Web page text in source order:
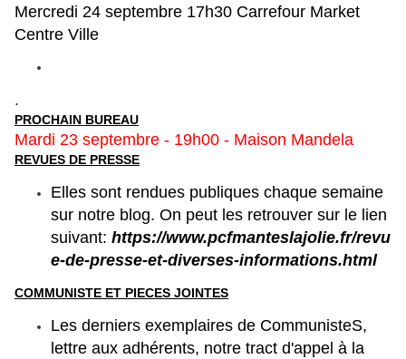
Mercredi 24 septembre 17h30 Carrefour Market
Centre Ville
.
PROCHAIN BUREAU
Mardi 23 septembre - 19h00 - Maison Mandela
REVUES DE PRESSE
Elles sont rendues publiques chaque semaine
sur notre blog. On peut les retrouver sur le lien
suivant: https://www.pcfmanteslajolie.fr/revu
e-de-presse-et-diverses-informations.html
COMMUNISTE ET PIECES JOINTES
Les derniers exemplaires de CommunisteS,
lettre aux adhérents, notre tract d'appel à la